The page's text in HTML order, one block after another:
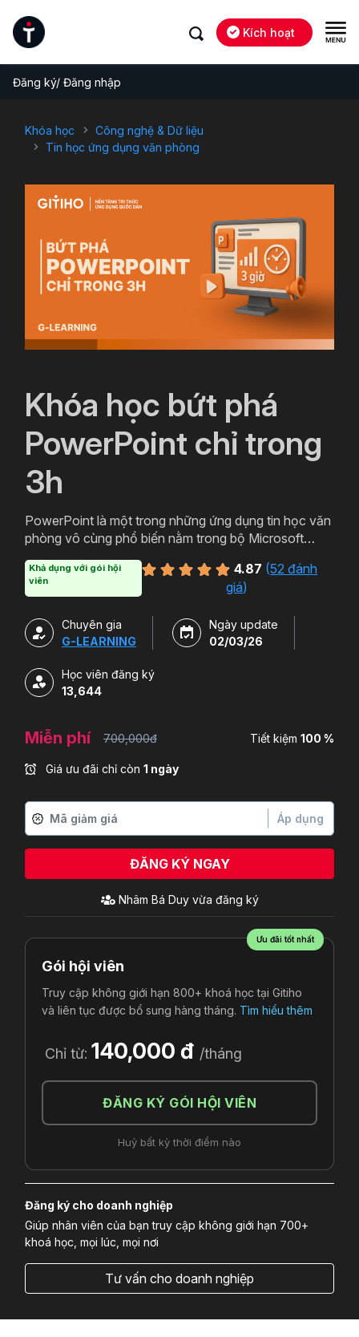
Kích hoạt
Đăng ký/ Đăng nhập
Khóa học
Công nghệ & Dữ liệu
Tin học ứng dụng văn phòng
Khóa học bứt phá
PowerPoint chỉ trong
3h
PowerPoint là một trong những ứng dụng tin học văn
phòng vô cùng phổ biến nằm trong bộ Microsoft
định dạng và kiểu khác nhau tạo sự hấp dẫn cho
slide. Tham gia khóa học sẽ giúp bạn tạo ra các bản
một cách hấp dẫn và sinh động hơn. Chỉ với hơn 3h
học powerpoint miễn phí cùng Gitiho bạn sẽ có thể
học.
Khả dụng với gói hội
viên
4.87 (52 đánh
giá)
Chuyên gia
G-LEARNING
Ngày update
02/03/26
Học viên đăng ký
13,644
Miễn phí 700,000đ Tiết kiệm 100 %
Giá ưu đãi chỉ còn 1 ngày
Áp dụng
ĐĂNG KÝ NGAY
Nhâm Bá Duy vừa đăng ký
Ưu đãi tốt nhất
Gói hội viên
Truy cập không giới hạn 800+ khoá học tại Gitiho
và liên tục được bổ sung hàng tháng. Tìm hiểu thêm
Chỉ từ: 140,000 đ /tháng
ĐĂNG KÝ GÓI HỘI VIÊN
Huỷ bất kỳ thời điểm nào
Đăng ký cho doanh nghiệp
Giúp nhân viên của bạn truy cập không giới hạn 700+
khoá học, mọi lúc, mọi nơi
Tư vấn cho doanh nghiệp